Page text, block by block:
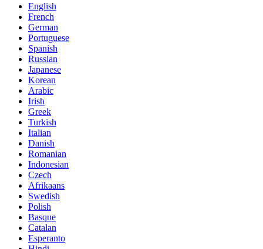
English
French
German
Portuguese
Spanish
Russian
Japanese
Korean
Arabic
Irish
Greek
Turkish
Italian
Danish
Romanian
Indonesian
Czech
Afrikaans
Swedish
Polish
Basque
Catalan
Esperanto